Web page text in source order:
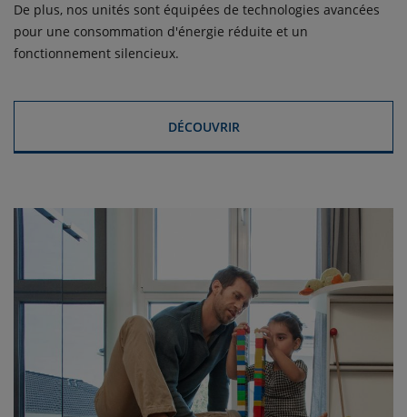
De plus, nos unités sont équipées de technologies avancées
pour une consommation d'énergie réduite et un
fonctionnement silencieux.
DÉCOUVRIR